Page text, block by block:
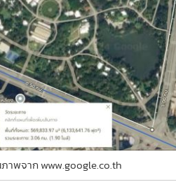
พจาก www.google.co.th